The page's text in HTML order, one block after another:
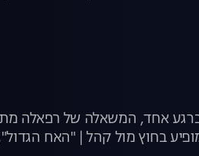
ברגע אחד, המשאלה של רפאלה
בחוץ מול קהל | "האח הגדול",